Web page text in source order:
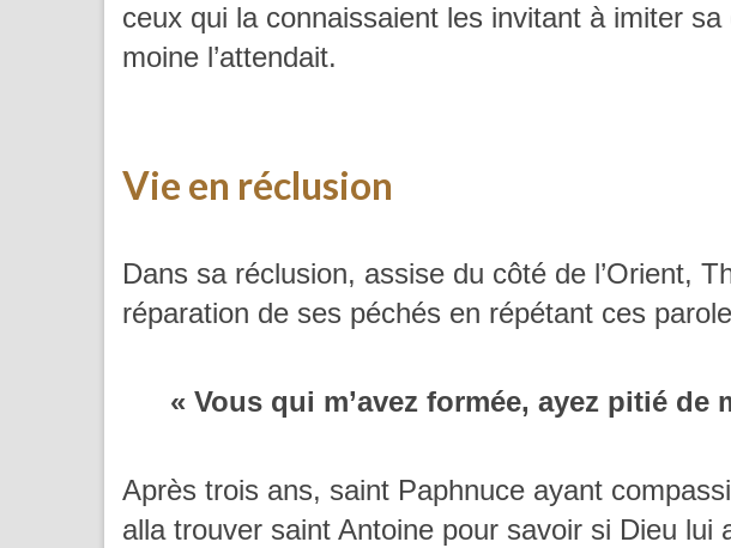
ceux qui la connaissaient les invitant à imiter
moine l’attendait.
Vie en réclusion
Dans sa réclusion, assise du côté de l’Orient,
réparation de ses péchés en répétant ces
« Vous qui m’avez formée, ayez pitié de
Après trois ans, saint Paphnuce ayant
alla trouver saint Antoine pour savoir si Dieu lui